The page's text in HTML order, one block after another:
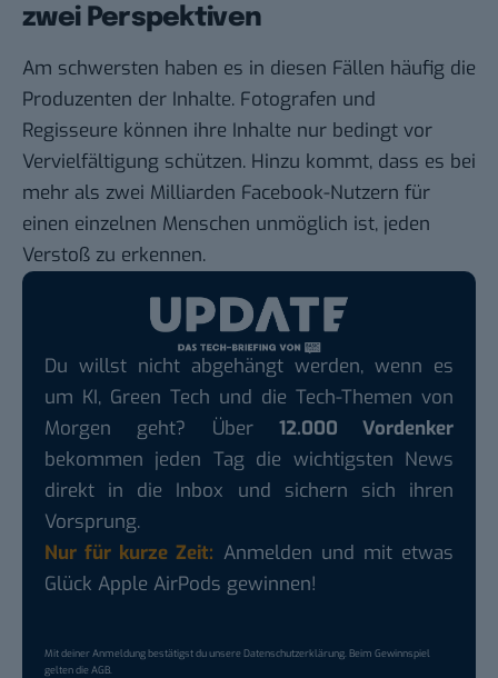
zwei Perspektiven
Am schwersten haben es in diesen Fällen häufig die
Produzenten der Inhalte. Fotografen und
Regisseure können ihre Inhalte nur bedingt vor
Vervielfältigung schützen. Hinzu kommt, dass es bei
mehr als zwei Milliarden Facebook-Nutzern für
einen einzelnen Menschen unmöglich ist, jeden
Verstoß zu erkennen.
Du willst nicht abgehängt werden, wenn es
um KI, Green Tech und die Tech-Themen von
Morgen geht? Über 12.000 Vordenker
bekommen jeden Tag die wichtigsten News
direkt in die Inbox und sichern sich ihren
Vorsprung.
Nur für kurze Zeit: Anmelden und mit etwas
Glück Apple AirPods gewinnen!
Mit deiner Anmeldung bestätigst du unsereDatenschutzerklärung. Beim Gewinnspiel
gelten dieAGB.